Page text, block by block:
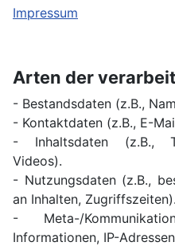
Impressum
Arten der
- Bestandsdaten (z.B.,
- Kontaktdaten (z.B., E-
- Inhaltsdaten (z.B.,
Videos).
- Nutzungsdaten (z.B.,
an Inhalten, Zugriffszeiten).
- Meta-/
Informationen, IP-